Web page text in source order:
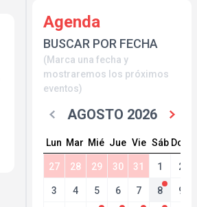
Agenda
BUSCAR POR FECHA
(Marca una fecha y
mostraremos los próximos
eventos)
AGOSTO 2026
Lun Mar Mié Jue Vie Sáb Dom
27 28 29 30 31 1 2
3 4 5 6 7 8 9